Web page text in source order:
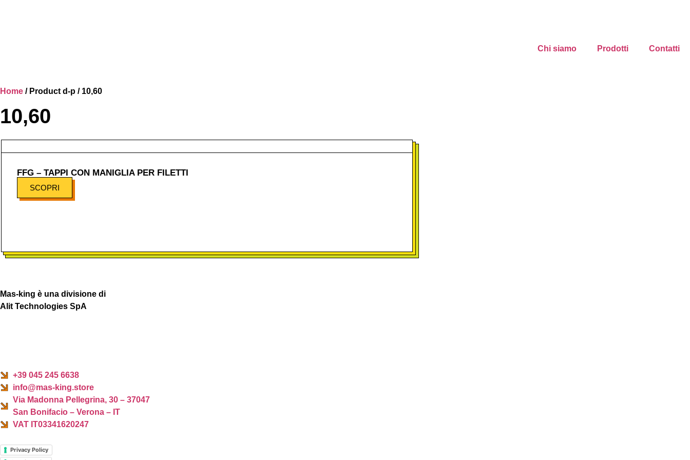
Chi siamo Prodotti Contatti
Home / Product d-p / 10,60
10,60
FFG – TAPPI CON MANIGLIA PER FILETTI
SCOPRI
Mas-king è una divisione di
Alit Technologies SpA
+39 045 245 6638
info@mas-king.store
Via Madonna Pellegrina, 30 – 37047
San Bonifacio – Verona – IT
VAT IT03341620247
Privacy Policy